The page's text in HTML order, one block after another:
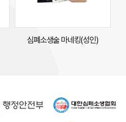
심폐소생술 마네킹(성인)